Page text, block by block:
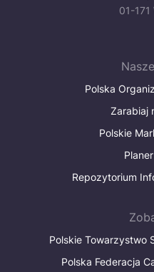
01-171
Polska
Zarabiaj
Polskie
Repozytorium
Polskie Towarzystwo
Polska Federacja